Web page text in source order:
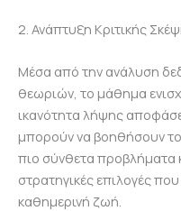
2. Ανάπτυξη Κριτικής
Μέσα από την ανάλυση
θεωριών, το μάθημα
ικανότητα λήψης
μπορούν να βοηθήσουν
πιο σύνθετα προβλήματα
στρατηγικές επιλογές
καθημερινή ζωή.